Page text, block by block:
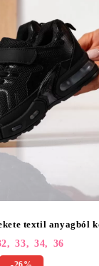
textil anyagból
33, 34, 36